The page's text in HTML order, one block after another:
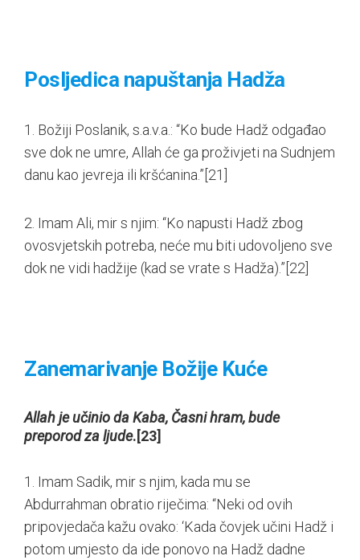
Posljedica napuštanja Hadža
1. Božiji Poslanik, s.a.v.a.: “Ko bude Hadž odgađao
sve dok ne umre, Allah će ga proživjeti na Sudnjem
danu kao jevreja ili kršćanina.”[21]
2. Imam Ali, mir s njim: “Ko napusti Hadž zbog
ovosvjetskih potreba, neće mu biti udovoljeno sve
dok ne vidi hadžije (kad se vrate s Hadža).”[22]
Zanemarivanje Božije Kuće
Allah je učinio da Kaba, Časni hram, bude
preporod za ljude.[23]
1. Imam Sadik, mir s njim, kada mu se
Abdurrahman obratio riječima: “Neki od ovih
pripovjedača kažu ovako: ‘Kada čovjek učini Hadž i
potom umjesto da ide ponovo na Hadž dadne